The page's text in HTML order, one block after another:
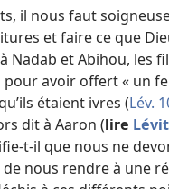
il nous faut
et faire ce que
Nadab et Abihou, les
pour avoir offert « un
étaient ivres (Lév.
dit à Aaron (lire
​t-​il que nous ne
de nous rendre à une